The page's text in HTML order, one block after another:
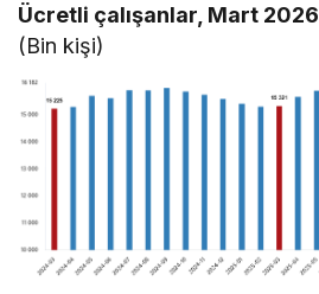
Ücretli çalışanlar, Mart 2026
(Bin kişi)